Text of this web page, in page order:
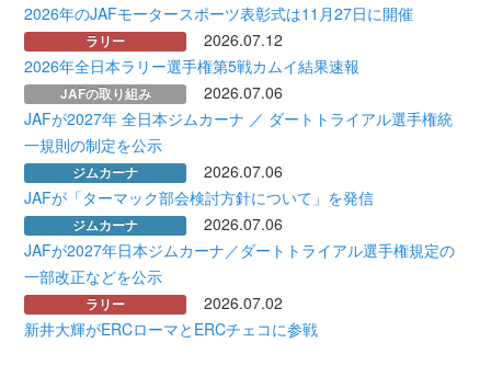
2026年のJAFモータースポーツ表彰式は11月27日に開催
ラリー
2026.07.12
2026年全日本ラリー選手権第5戦カムイ結果速報
JAFの取り組み
2026.07.06
JAFが2027年 全日本ジムカーナ ／ ダートトライアル選手権統
一規則の制定を公示
ジムカーナ
2026.07.06
JAFが「ターマック部会検討方針について」を発信
ジムカーナ
2026.07.06
JAFが2027年日本ジムカーナ／ダートトライアル選手権規定の
一部改正などを公示
ラリー
2026.07.02
新井大輝がERCローマとERCチェコに参戦